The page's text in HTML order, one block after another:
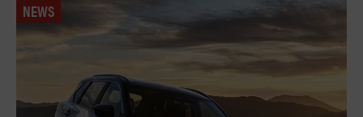
NEWS